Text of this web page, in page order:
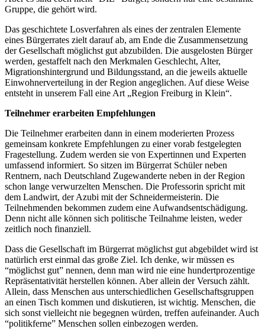
Gruppe, die gehört wird.
Das geschichtete Losverfahren als eines der zentralen Elemente
eines Bürgerrates zielt darauf ab, am Ende die Zusammensetzung
der Gesellschaft möglichst gut abzubilden. Die ausgelosten Bürger
werden, gestaffelt nach den Merkmalen Geschlecht, Alter,
Migrationshintergrund und Bildungsstand, an die jeweils aktuelle
Einwohnerverteilung in der Region angeglichen. Auf diese Weise
entsteht in unserem Fall eine Art „Region Freiburg in Klein“.
Teilnehmer erarbeiten Empfehlungen
Die Teilnehmer erarbeiten dann in einem moderierten Prozess
gemeinsam konkrete Empfehlungen zu einer vorab festgelegten
Fragestellung. Zudem werden sie von Expertinnen und Experten
umfassend informiert. So sitzen im Bürgerrat Schüler neben
Rentnern, nach Deutschland Zugewanderte neben in der Region
schon lange verwurzelten Menschen. Die Professorin spricht mit
dem Landwirt, der Azubi mit der Schneidermeisterin. Die
Teilnehmenden bekommen zudem eine Aufwandsentschädigung.
Denn nicht alle können sich politische Teilnahme leisten, weder
zeitlich noch finanziell.
Dass die Gesellschaft im Bürgerrat möglichst gut abgebildet wird ist
natürlich erst einmal das große Ziel. Ich denke, wir müssen es
“möglichst gut” nennen, denn man wird nie eine hundertprozentige
Repräsentativität herstellen können. Aber allein der Versuch zählt.
Allein, dass Menschen aus unterschiedlichen Gesellschaftsgruppen
an einen Tisch kommen und diskutieren, ist wichtig. Menschen, die
sich sonst vielleicht nie begegnen würden, treffen aufeinander. Auch
“politikferne” Menschen sollen einbezogen werden.